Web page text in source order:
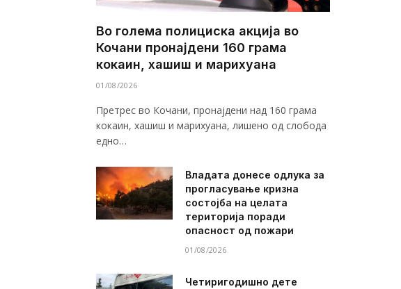
Во голема полициска акција во
Кочани пронајдени 160 грама
кокаин, хашиш и марихуана
01/08/2026
Претрес во Кочани, пронајдени над 160 грама
кокаин, хашиш и марихуана, лишено од слобода
едно…
Владата донесе одлука за
прогласување кризна
состојба на целата
територија поради
опасност од пожари
01/08/2026
Четиригодишно дете